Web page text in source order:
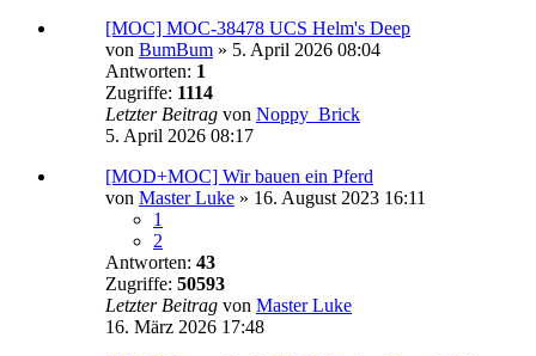
[MOC] MOC-38478 UCS Helm's Deep
von BumBum » 5. April 2026 08:04
Antworten: 1
Zugriffe: 1114
Letzter Beitrag von Noppy_Brick
5. April 2026 08:17
[MOD+MOC] Wir bauen ein Pferd
von Master Luke » 16. August 2023 16:11
1
2
Antworten: 43
Zugriffe: 50593
Letzter Beitrag von Master Luke
16. März 2026 17:48